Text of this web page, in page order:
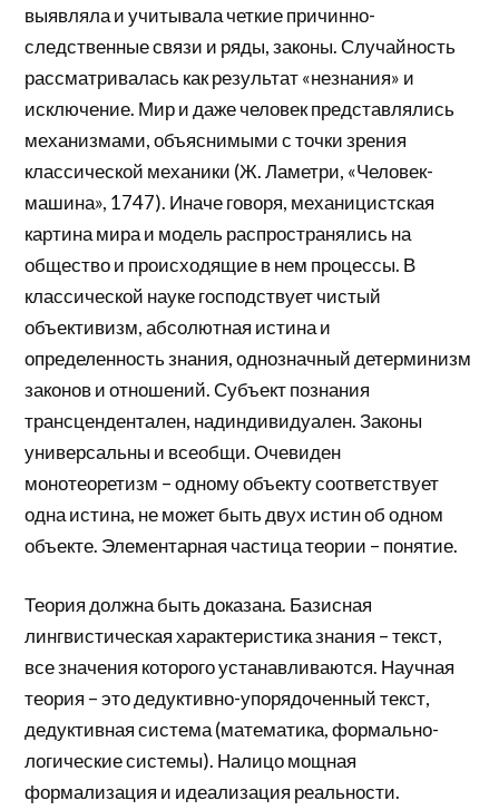
выявляла и учитывала четкие причинно-
следственные связи и ряды, законы. Случайность
рассматривалась как результат «незнания» и
исключение. Мир и даже человек представлялись
механизмами, объяснимыми с точки зрения
классической механики (Ж. Ламетри, «Человек-
машина», 1747). Иначе говоря, механицистская
картина мира и модель распространялись на
общество и происходящие в нем процессы. В
классической науке господствует чистый
объективизм, абсолютная истина и
определенность знания, однозначный детерминизм
законов и отношений. Субъект познания
трансцендентален, надиндивидуален. Законы
универсальны и всеобщи. Очевиден
монотеоретизм – одному объекту соответствует
одна истина, не может быть двух истин об одном
объекте. Элементарная частица теории – понятие.
Теория должна быть доказана. Базисная
лингвистическая характеристика знания – текст,
все значения которого устанавливаются. Научная
теория – это дедуктивно-упорядоченный текст,
дедуктивная система (математика, формально-
логические системы). Налицо мощная
формализация и идеализация реальности.